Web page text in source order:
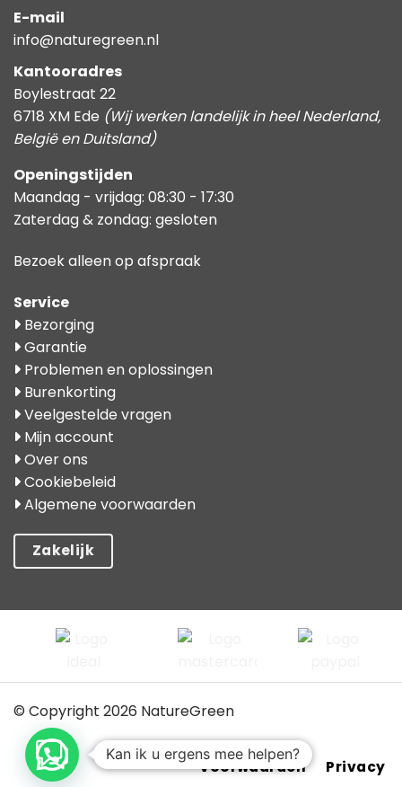
E-mail
info@naturegreen.nl
Kantooradres
Boylestraat 22
6718 XM Ede (Wij werken landelijk in heel Nederland,
België en Duitsland)
Openingstijden
Maandag - vrijdag: 08:30 - 17:30
Zaterdag & zondag: gesloten
Bezoek alleen op afspraak
Service
Bezorging
Garantie
Problemen en oplossingen
Burenkorting
Veelgestelde vragen
Mijn account
Over ons
Cookiebeleid
Algemene voorwaarden
Zakelijk
© Copyright 2026 NatureGreen
Voorwaarden Privacy
Kan ik u ergens mee helpen?